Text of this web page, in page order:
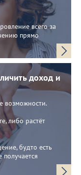
всего за
прямо
доход и
возможности.
либо растёт
будто есть